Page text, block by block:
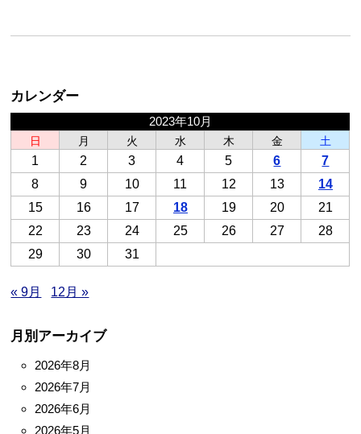
カレンダー
2023年10月
日
月 火 水 木 金 土
1 2 3 4 5 6
7
8
9 10 11 12 13
14
15
16 17 18 19 20
21
22
23 24 25 26 27
28
29
30 31
« 9月 12月 »
月別アーカイブ
2026年8月
2026年7月
2026年6月
2026年5月